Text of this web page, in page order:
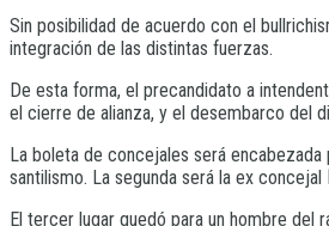
Sin posibilidad de acuerdo con el
integración de las distintas fuerzas.
De esta forma, el precandidato a
el cierre de alianza, y el desembarco del
La boleta de concejales será
santilismo. La segunda será la ex concejal
El tercer lugar quedó para un hombre del